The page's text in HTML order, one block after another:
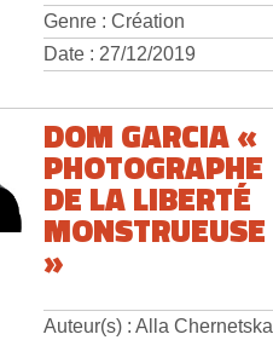
Genre : Création
Date : 27/12/2019
DOM GARCIA «
PHOTOGRAPHE
DE LA LIBERTÉ
MONSTRUEUSE
»
Auteur(s) : Alla Chernetska